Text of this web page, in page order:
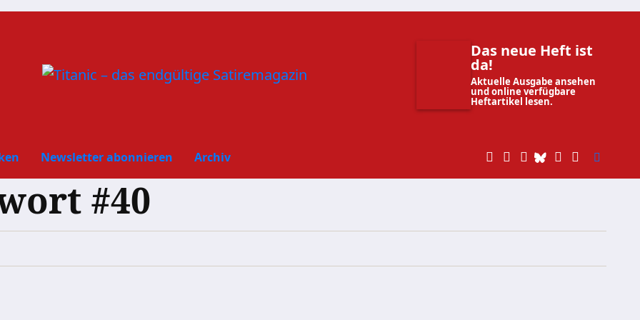
Das neue Heft ist
da!
Aktuelle Ausgabe ansehen
und online verfügbare
Heftartikel lesen.
Newsletter abonnieren Archiv
#40